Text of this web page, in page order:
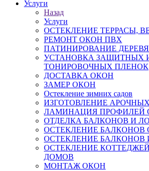
Услуги
Назад
Услуги
ОСТЕКЛЕНИЕ ТЕРРАСЫ,
РЕМОНТ ОКОН ПВХ
ПАТИНИРОВАНИЕ
УСТАНОВКА ЗАЩИТНЫХ
ТОНИРОВОЧНЫХ ПЛЕНОК
ДОСТАВКА ОКОН
ЗАМЕР ОКОН
Остекление зимних садов
ИЗГОТОВЛЕНИЕ
ЛАМИНАЦИЯ ПРОФИЛЕЙ
ОТДЕЛКА БАЛКОНОВ И
ОСТЕКЛЕНИЕ
ОСТЕКЛЕНИЕ БАЛКОНОВ
ОСТЕКЛЕНИЕ
ДОМОВ
МОНТАЖ ОКОН